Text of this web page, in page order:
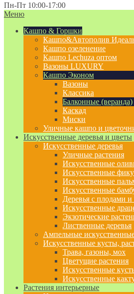
Пн-Пт 10:00-17:00
Меню
Кашпо & Горшки
Кашпо&Автополив
Кашпо озеленение
Кашпо Lechuza оптом
Вазоны LUXURY
Кашпо Эконом
Вазоны
Классика
Балконные (веранда)
Каскад
Миски
Уличные кашпо и
Искусственные деревья и цветы
Искусственные деревья
Уличные растения
Искусственные
Искусственные
Искусственные
Искусственные
Деревья с плодами и
Искусственные
Экзотические
Лиственные деревья
Ампельные
Искусственные кусты,
Трава, газоны, мох
Цветущие растения
Искусственные
Искусственные
Растения интерьерные